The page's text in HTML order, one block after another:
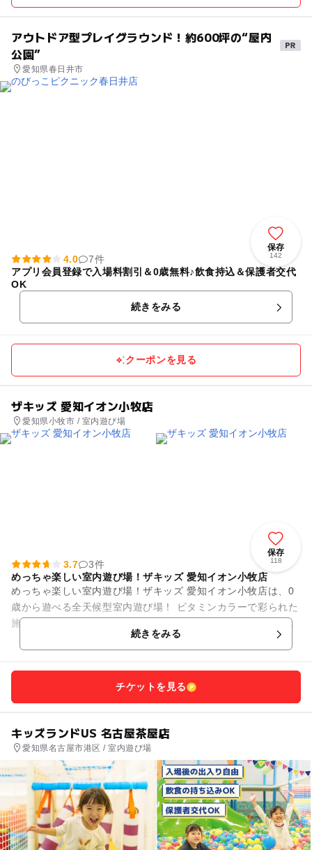
アウトドア型プレイグラウンド！約600坪の“屋内
公園”
愛知県春日井市
保存
142
4.0
7件
アプリ会員登録で入場料割引＆0歳無料♪飲食持込＆保護者交代
OK
続きをみる
クーポンを見る
ザキッズ 愛知イオン小牧店
愛知県小牧市 / 室内遊び場
保存
118
3.7
3件
めっちゃ楽しい室内遊び場！ザキッズ 愛知イオン小牧店
めっちゃ楽しい室内遊び場！ザキッズ 愛知イオン小牧店は、0
歳から遊べる全天候型室内遊び場！ ビタミンカラーで彩られた
施設内には、幼児から小学生の子供がワクワクする遊びがいっ
続きをみる
チケットを見る
キッズランドUS 名古屋茶屋店
愛知県名古屋市港区 / 室内遊び場